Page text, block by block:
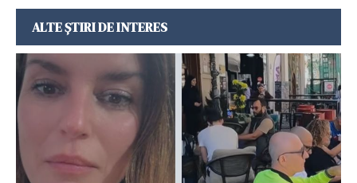
ALTE ȘTIRI DE INTERES